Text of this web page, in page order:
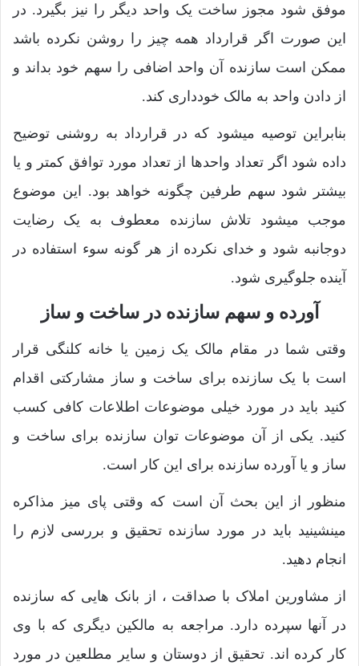
موفق شود مجوز ساخت یک واحد دیگر را نیز بگیرد. در
این صورت اگر قرارداد همه چیز را روشن نکرده باشد
ممکن است سازنده آن واحد اضافی را سهم خود بداند و
از دادن واحد به مالک خودداری کند.
بنابراین توصیه میشود که در قرارداد به روشنی توضیح
داده شود اگر تعداد واحدها از تعداد مورد توافق کمتر و یا
بیشتر شود سهم طرفین چگونه خواهد بود. این موضوع
موجب میشود تلاش سازنده معطوف به یک رضایت
دوجانبه شود و خدای نکرده از هر گونه سوء استفاده در
آینده جلوگیری شود.
آورده و سهم سازنده در ساخت و ساز
وقتی شما در مقام مالک یک زمین یا خانه کلنگی قرار
است با یک سازنده برای ساخت و ساز مشارکتی اقدام
کنید باید در مورد خیلی موضوعات اطلاعات کافی کسب
کنید. یکی از آن موضوعات توان سازنده برای ساخت و
ساز و یا آورده سازنده برای این کار است.
منظور از این بحث آن است که وقتی پای میز مذاکره
مینشینید باید در مورد سازنده تحقیق و بررسی لازم را
انجام دهید.
از مشاورین املاک با صداقت ، از بانک هایی که سازنده
در آنها سپرده دارد. مراجعه به مالکین دیگری که با وی
کار کرده اند. تحقیق از دوستان و سایر مطلعین در مورد